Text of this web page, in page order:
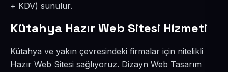
+ KDV) sunulur.
Kütahya Hazır Web Sitesi Hizmeti
Kütahya ve yakın çevresindeki firmalar için nitelikli
Hazır Web Sitesi sağlıyoruz. Dizayn Web Tasarım